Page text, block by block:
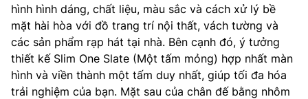
Chia sẻ màn hình: Google Cast™, Apple AirPlay 2
Truyền thanh Kỹ thuật số: DVB-T2 (*VN: DVB-T2C)
Nguồn cấp điện: AC100-240V~ 50/60Hz
hình hình dáng, chất liệu, màu sắc và cách xử lý bề
mặt hài hòa với đồ trang trí nội thất, vách tường và
các sản phẩm rạp hát tại nhà. Bên cạnh đó, ý tưởng
thiết kế Slim One Slate (Một tấm mỏng) hợp nhất màn
hình và viền thành một tấm duy nhất, giúp tối đa hóa
trải nghiệm của bạn. Mặt sau của chân đế bằng nhôm